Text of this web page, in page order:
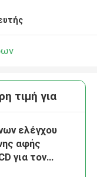
τιμή για
ελέγχου
αφής
για τον